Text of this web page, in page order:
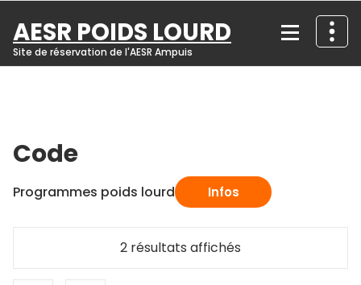
content
AESR POIDS LOURD
Site de réservation de l'AESR Ampuis
Code
Programmes poids lourd Infos
2 résultats affichés